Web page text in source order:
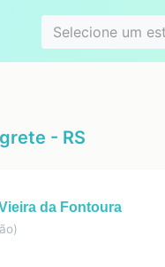
Selecione um
- RS
da Fontoura